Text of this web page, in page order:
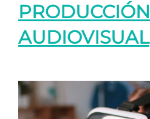
PRODUCCIÓN
AUDIOVISUAL